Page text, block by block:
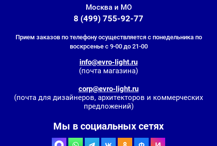
Москва и МО
8 (499) 755-92-77
Прием заказов по телефону осуществляется с понедельника по
воскрсенье с 9-00 до 21-00
info@evro-light.ru
(почта магазина)
corp@evro-light.ru
(почта для дизайнеров, архитекторов и коммерческих
предложений)
Мы в социальных сетях